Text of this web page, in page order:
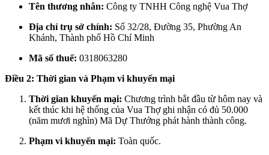
Tên thương nhân: Công ty TNHH Công nghệ Vua Thợ
Địa chỉ trụ sở chính: Số 32/28, Đường 35, Phường An
Khánh, Thành phố Hồ Chí Minh
Mã số thuế: 0318063280
Điều 2: Thời gian và Phạm vi khuyến mại
Thời gian khuyến mại: Chương trình bắt đầu từ hôm nay và
kết thúc khi hệ thống của Vua Thợ ghi nhận có đủ 50.000
(năm mươi nghìn) Mã Dự Thưởng phát hành thành công.
Phạm vi khuyến mại: Toàn quốc.